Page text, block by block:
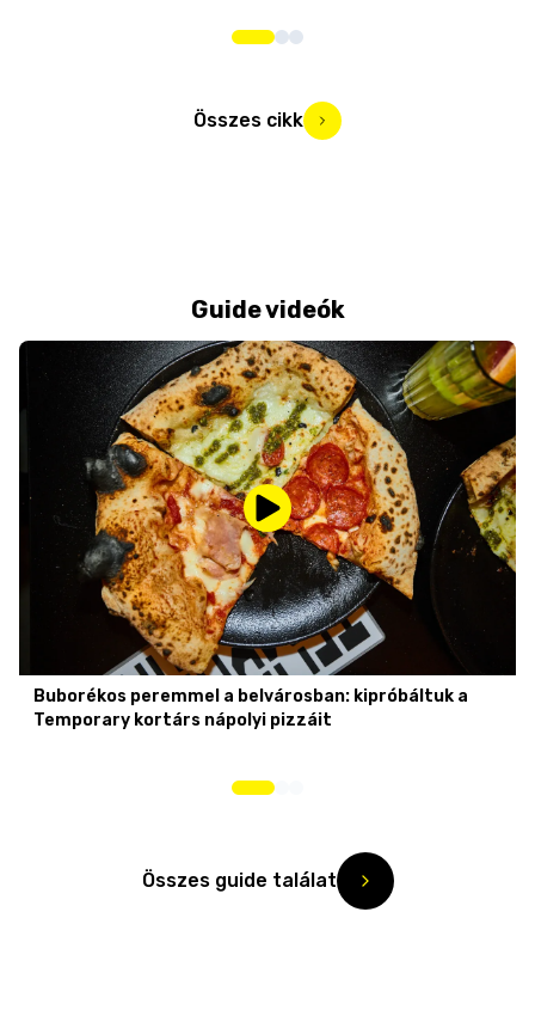
Összes cikk
Guide videók
Buborékos peremmel a belvárosban: kipróbáltuk a
Temporary kortárs nápolyi pizzáit
Összes guide találat